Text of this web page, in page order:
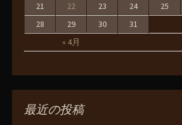
« 4月
21
22 23 24 25
28
29 30 31
最近の投稿